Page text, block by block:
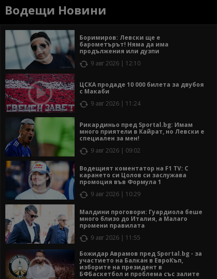
Водещи Новини
Боримиров: Левски ще е
барометърът! Няма да има
продължения или дузпи
9 авг 2026 | 12:10
ЦСКА продаде 10 000 билета за двубоя
с Макаби
9 авг 2026 | 11:24
Рикардиньо пред Sportal.bg: Имам
много приятели в Кайрат, но Левски е
специален за мен!
9 авг 2026 | 09:02
Водещият коментатор на F1 TV: С
карането си Цолов си заслужава
промоция във Формула 1
9 авг 2026 | 10:29
Малдини проговори: Гуардиола беше
много близо до Италия, а Малаго
промени правилата
9 авг 2026 | 11:55
Божидар Аврамов пред Sportal.bg - за
участието на Балкан в ЕвроКъп,
изборите на президент в
БФБаскетбол и проблема със залите